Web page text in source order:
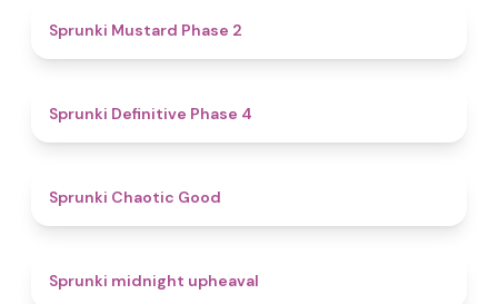
Sprunki Mustard Phase 2
Sprunki Definitive Phase 4
Sprunki Chaotic Good
Sprunki midnight upheaval